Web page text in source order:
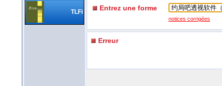
TLFi Entrez une forme
notices corrigées
Erreur